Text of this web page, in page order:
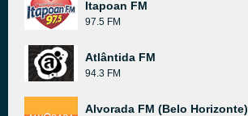
Itapoan FM
97.5 FM
Atlântida FM
94.3 FM
Alvorada FM (Belo Horizonte)